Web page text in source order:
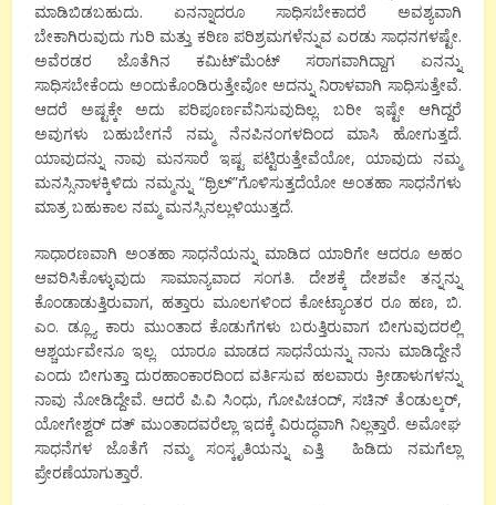
ಮಾಡಿಬಿಡಬಹುದು. ಏನನ್ನಾದರೂ ಸಾಧಿಸಬೇಕಾದರೆ ಅವಶ್ಯವಾಗಿ
ಬೇಕಾಗಿರುವುದು ಗುರಿ ಮತ್ತು ಕಠಿಣ ಪರಿಶ್ರಮಗಳೆನ್ನುವ ಎರಡು ಸಾಧನಗಳಷ್ಟೇ.
ಅವೆರಡರ ಜೊತೆಗಿನ ಕಮಿಟ್’ಮೆಂಟ್ ಸರಾಗವಾಗಿದ್ದಾಗ ಏನನ್ನು
ಸಾಧಿಸಬೇಕೆಂದು ಅಂದುಕೊಂಡಿರುತ್ತೇವೋ ಅದನ್ನು ನಿರಾಳವಾಗಿ ಸಾಧಿಸುತ್ತೇವೆ.
ಆದರೆ ಅಷ್ಟಕ್ಕೇ ಅದು ಪರಿಪೂರ್ಣವೆನಿಸುವುದಿಲ್ಲ. ಬರೀ ಇಷ್ಟೇ ಆಗಿದ್ದರೆ
ಅವುಗಳು ಬಹುಬೇಗನೆ ನಮ್ಮ ನೆನಪಿನಂಗಳದಿಂದ ಮಾಸಿ ಹೋಗುತ್ತದೆ.
ಯಾವುದನ್ನು ನಾವು ಮನಸಾರೆ ಇಷ್ಟ ಪಟ್ಟಿರುತ್ತೇವೆಯೋ, ಯಾವುದು ನಮ್ಮ
ಮನಸ್ಸಿನಾಳಕ್ಕಿಳಿದು ನಮ್ಮನ್ನು “ಥ್ರಿಲ್”ಗೊಳಿಸುತ್ತದೆಯೋ ಅಂತಹಾ ಸಾಧನೆಗಳು
ಮಾತ್ರ ಬಹುಕಾಲ ನಮ್ಮ ಮನಸ್ಸಿನಲ್ಲುಳಿಯುತ್ತದೆ.
ಸಾಧಾರಣವಾಗಿ ಅಂತಹಾ ಸಾಧನೆಯನ್ನು ಮಾಡಿದ ಯಾರಿಗೇ ಆದರೂ ಅಹಂ
ಆವರಿಸಿಕೊಳ್ಳುವುದು ಸಾಮಾನ್ಯವಾದ ಸಂಗತಿ. ದೇಶಕ್ಕೆ ದೇಶವೇ ತನ್ನನ್ನು
ಕೊಂಡಾಡುತ್ತಿರುವಾಗ, ಹತ್ತಾರು ಮೂಲಗಳಿಂದ ಕೋಟ್ಯಾಂತರ ರೂ ಹಣ, ಬಿ.
ಎಂ. ಡ್ಲ್ಯೂ ಕಾರು ಮುಂತಾದ ಕೊಡುಗೆಗಳು ಬರುತ್ತಿರುವಾಗ ಬೀಗುವುದರಲ್ಲಿ
ಆಶ್ಚರ್ಯವೇನೂ ಇಲ್ಲ. ಯಾರೂ ಮಾಡದ ಸಾಧನೆಯನ್ನು ನಾನು ಮಾಡಿದ್ದೇನೆ
ಎಂದು ಬೀಗುತ್ತಾ ದುರಹಾಂಕಾರದಿಂದ ವರ್ತಿಸುವ ಹಲವಾರು ಕ್ರೀಡಾಳುಗಳನ್ನು
ನಾವು ನೋಡಿದ್ದೇವೆ. ಆದರೆ ಪಿ.ವಿ ಸಿಂಧು, ಗೋಪಿಚಂದ್, ಸಚಿನ್ ತೆಂಡುಲ್ಕರ್,
ಯೋಗೇಶ್ವರ್ ದತ್ ಮುಂತಾದವರೆಲ್ಲಾ ಇದಕ್ಕೆ ವಿರುದ್ಧವಾಗಿ ನಿಲ್ಲತ್ತಾರೆ. ಅಮೋಘ
ಸಾಧನೆಗಳ ಜೊತೆಗೆ ನಮ್ಮ ಸಂಸ್ಕೃತಿಯನ್ನು ಎತ್ತಿ ಹಿಡಿದು ನಮಗೆಲ್ಲಾ
ಪ್ರೇರಣೆಯಾಗುತ್ತಾರೆ.